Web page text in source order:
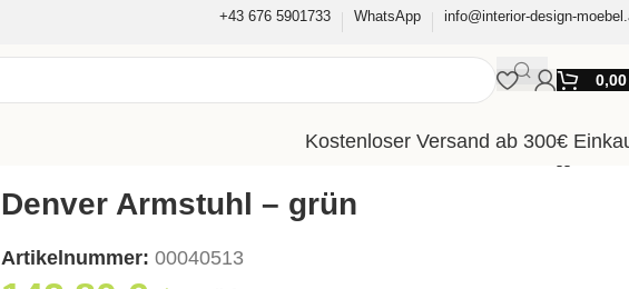
+43 676 5901733 WhatsApp info@interior-design-
Kostenloser Versand ab 300€
Denver Armstuhl – grün
Artikelnummer: 00040513